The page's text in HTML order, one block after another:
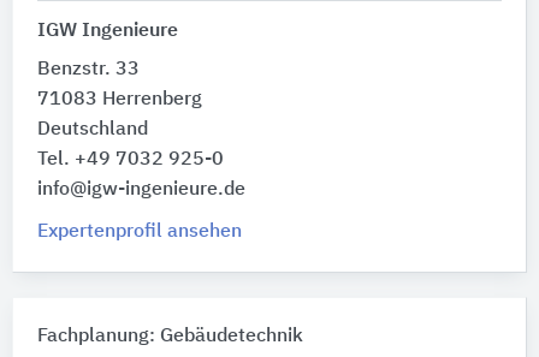
IGW Ingenieure
Benzstr. 33
71083 Herrenberg
Deutschland
Tel. +49 7032 925-0
info@igw-ingenieure.de
Expertenprofil ansehen
Fachplanung: Gebäudetechnik